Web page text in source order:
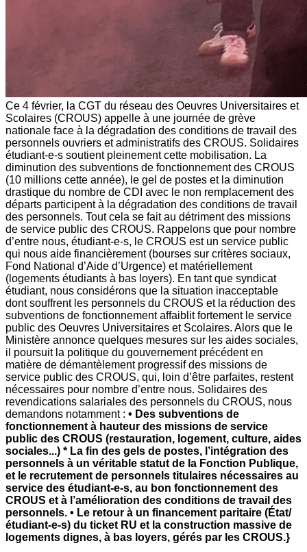
Ce 4 février, la CGT du réseau des Oeuvres Universitaires et
Scolaires (CROUS) appelle à une journée de grève
nationale face à la dégradation des conditions de travail des
personnels ouvriers et administratifs des CROUS. Solidaires
étudiant-e-s soutient pleinement cette mobilisation. La
diminution des subventions de fonctionnement des CROUS
(10 millions cette année), le gel de postes et la diminution
drastique du nombre de CDI avec le non remplacement des
départs participent à la dégradation des conditions de travail
des personnels. Tout cela se fait au détriment des missions
de service public des CROUS. Rappelons que pour nombre
d’entre nous, étudiant-e-s, le CROUS est un service public
qui nous aide financièrement (bourses sur critères sociaux,
Fond National d’Aide d’Urgence) et matériellement
(logements étudiants à bas loyers). En tant que syndicat
étudiant, nous considérons que la situation inacceptable
dont souffrent les personnels du CROUS et la réduction des
subventions de fonctionnement affaiblit fortement le service
public des Oeuvres Universitaires et Scolaires. Alors que le
Ministère annonce quelques mesures sur les aides sociales,
il poursuit la politique du gouvernement précédent en
matière de démantèlement progressif des missions de
service public des CROUS, qui, loin d’être parfaites, restent
nécessaires pour nombre d’entre nous. Solidaires des
revendications salariales des personnels du CROUS, nous
demandons notamment : • Des subventions de
fonctionnement à hauteur des missions de service
public des CROUS (restauration, logement, culture, aides
sociales...) * La fin des gels de postes, l’intégration des
personnels à un véritable statut de la Fonction Publique,
et le recrutement de personnels titulaires nécessaires au
service des étudiant-e-s, au bon fonctionnement des
CROUS et à l’amélioration des conditions de travail des
personnels. • Le retour à un financement paritaire (État/
étudiant-e-s) du ticket RU et la construction massive de
logements dignes, à bas loyers, gérés par les CROUS.}